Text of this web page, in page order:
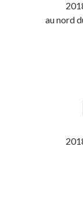
au nord